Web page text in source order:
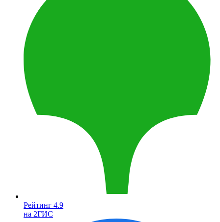
Рейтинг 4.9
на 2ГИС